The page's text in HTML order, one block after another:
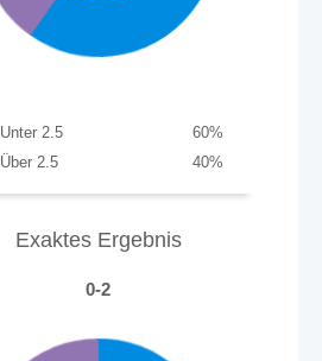
Unter 2.5 %
60
Über 2.5
%
40
Exaktes Ergebnis
0-2